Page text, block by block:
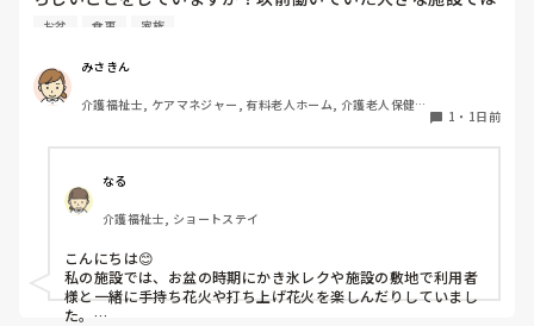
実際に住職さんを呼びご焼香できるようにそれ用のスペース
族が面会に来る…などでした。お盆まであと少しです。何か
していることがあればぜひシェアよろしくお願いします。
お盆 食事 家族
みさきん
介護福祉士, ケアマネジャー, 有料老人ホーム, 介護老人保健施
1 ・ 1日前
なる
介護福祉士, ショートステイ
こんにちは😊
私の施設では、お盆の時期にかき氷レクや施設の敷地で利用者
様と一緒に手持ち花火や打ち上げ花火を楽しんだりしていまし
た。